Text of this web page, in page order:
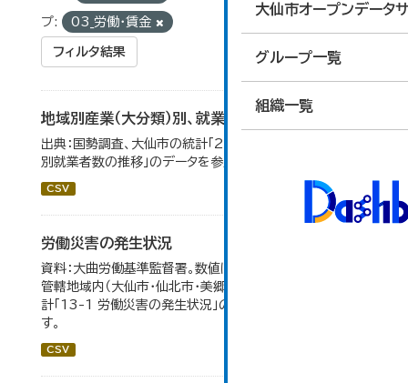
大仙市オープンデータ
グループ一覧
組織一覧
プ: 03_労働・賃金
フィルタ結果
地域別産業（大分類）別、就業者数
出典：国勢調査、大仙市の統計「2-8 地域別産業（大分類）
別就業者数の推移」のデータを参照しています。
CSV
労働災害の発生状況
資料：大曲労働基準監督署。数値は大曲労働基準監督署の
管轄地域内（大仙市・仙北市・美郷町）の合計。 大仙市の統
計「13-1 労働災害の発生状況」のデータを参照していま
す。
CSV